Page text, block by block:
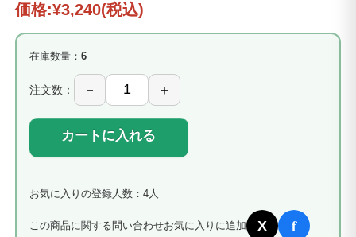
価格:¥3,240(税込)
在庫数量： 6
注文数：
カートに入れる
お気に入りの登録人数：4人
この商品に関する問い合わせお気に入りに追加 X f